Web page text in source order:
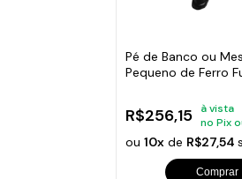
Pé de Banco ou
Pequeno de Ferro
R$256,15
à vista
no Pix
ou10x de R$27,54
Comprar